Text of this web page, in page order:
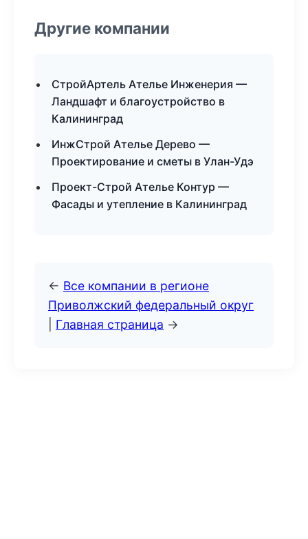
Другие компании
СтройАртель Ателье Инженерия —
Ландшафт и благоустройство в
Калининград
ИнжСтрой Ателье Дерево —
Проектирование и сметы в Улан-Удэ
Проект-Строй Ателье Контур —
Фасады и утепление в Калининград
← Все компании в регионе
Приволжский федеральный округ
Главная страница →